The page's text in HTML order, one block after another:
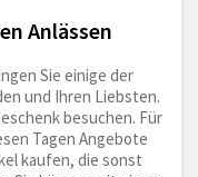
Anlässen
Sie einige der
und Ihren Liebsten.
besuchen. Für
Tagen Angebote
kaufen, die sonst